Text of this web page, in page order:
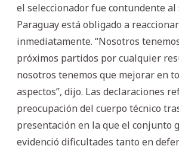
el seleccionador fue contundente al
Paraguay está obligado a reaccionar
inmediatamente. “Nosotros
próximos partidos por cualquier
nosotros tenemos que mejorar en
aspectos”, dijo. Las declaraciones
preocupación del cuerpo técnico
presentación en la que el conjunto
evidenció dificultades tanto en